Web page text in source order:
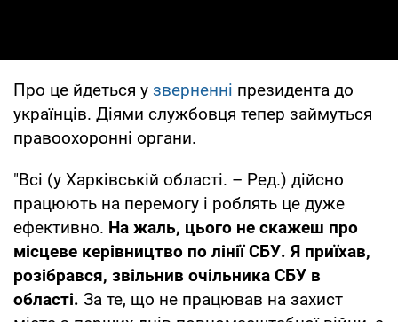
Про це йдеться у зверненні президента до
українців. Діями службовця тепер займуться
правоохоронні органи.
"Всі (у Харківській області. – Ред.) дійсно
працюють на перемогу і роблять це дуже
ефективно. На жаль, цього не скажеш про
місцеве керівництво по лінії СБУ. Я приїхав,
розібрався, звільнив очільника СБУ в
області. За те, що не працював на захист